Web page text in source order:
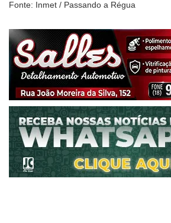
Fonte: Inmet / Passando a Régua